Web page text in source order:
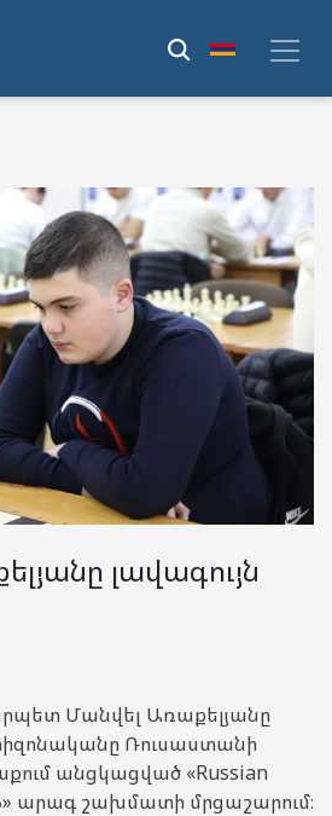
լավագույն
Մանվել Առաքելյանը
Ռուսաստանի
անցկացված «Russian
արագ շախմատի մրցաշարում։